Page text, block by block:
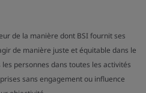
de la manière dont BSI fournit ses
de manière juste et équitable dans le
personnes dans toutes les activités
sans engagement ou influence